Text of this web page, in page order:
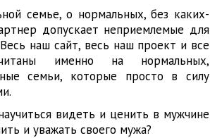
семье, о нормальных, без каких-
допускает неприемлемые для
наш сайт, весь наш проект и все
именно на нормальных,
семьи, которые просто в силу
видеть и ценить в мужчине
и уважать своего мужа?